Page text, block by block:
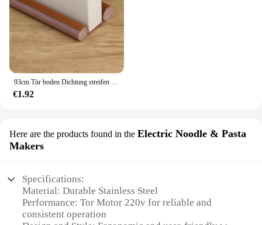
93cm Tür boden Dichtung streifen flexibler Wind geräusch unterdrückung stopper unter Tür blocker Antik ollision staub dichte Schallschutz streifen
€1.92
Here are the products found in the Electric Noodle & Pasta
Makers
Specifications:
Material: Durable Stainless Steel
Performance: Tor Motor 220v for reliable and
consistent operation